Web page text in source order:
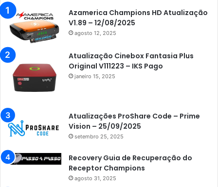
Azamerica Champions HD Atualização
V1.89 – 12/08/2025
agosto 12, 2025
Atualização Cinebox Fantasia Plus
Original V111223 – IKS Pago
janeiro 15, 2025
Atualizações ProShare Code – Prime
Vision – 25/09/2025
setembro 25, 2025
Recovery Guia de Recuperação do
Receptor Champions
agosto 31, 2025